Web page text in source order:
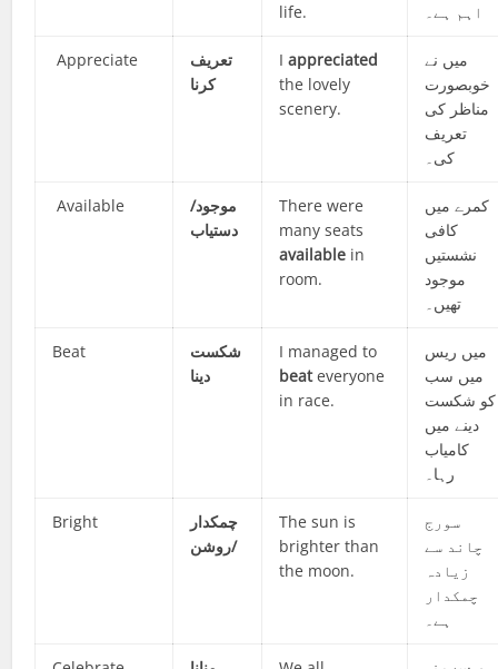
life.
اہم ہے۔
Appreciate
تعریف
کرنا
Iappreciated
the lovely
scenery.
میں نے
خوبصورت
مناظر کی
تعریف
کی۔
Available
موجود/
دستیاب
There were
many seats
available in
room.
کمرے میں
کافی
نشستیں
موجود
تھیں۔
Beat
شکست
دینا
I managed to
beateveryone
in race.
میں ریس
میں سب
کو شکست
دینے میں
کامیاب
رہا۔
Bright
چمکدار
/روشن
The sun is
brighter than
the moon.
سورج
چاند سے
زیادہ
چمکدار
ہے۔